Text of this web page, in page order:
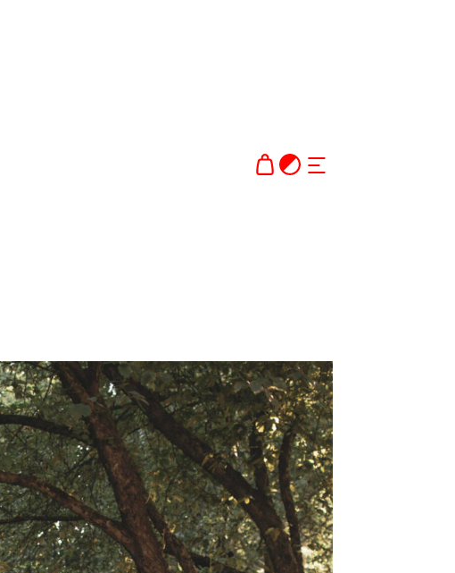
Dark theme
AVAA TAI SULJE